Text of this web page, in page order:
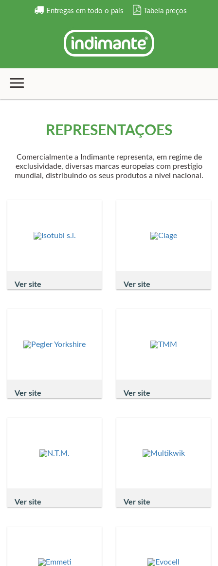
Entregas em todo o país Tabela preços
REPRESENTAÇÕES
Comercialmente a Indimante representa, em regime de
exclusividade, diversas marcas europeias com prestígio
mundial, distribuindo os seus produtos a nível nacional.
Ver site Ver site
Ver site Ver site
Ver site Ver site